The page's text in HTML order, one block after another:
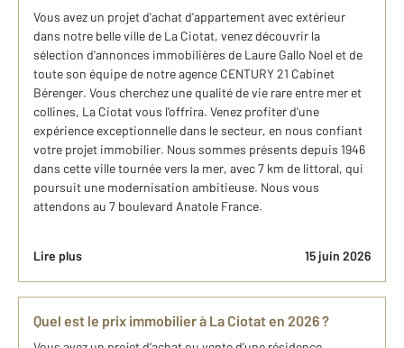
Vous avez un projet d'achat d'appartement avec extérieur
dans notre belle ville de La Ciotat, venez découvrir la
sélection d'annonces immobilières de Laure Gallo Noel et de
toute son équipe de notre agence CENTURY 21 Cabinet
Bérenger. Vous cherchez une qualité de vie rare entre mer et
collines, La Ciotat vous l'offrira. Venez profiter d'une
expérience exceptionnelle dans le secteur, en nous confiant
votre projet immobilier. Nous sommes présents depuis 1946
dans cette ville tournée vers la mer, avec 7 km de littoral, qui
poursuit une modernisation ambitieuse. Nous vous
attendons au 7 boulevard Anatole France.
Lire plus 15 juin 2026
Quel est le prix immobilier à La Ciotat en 2026 ?